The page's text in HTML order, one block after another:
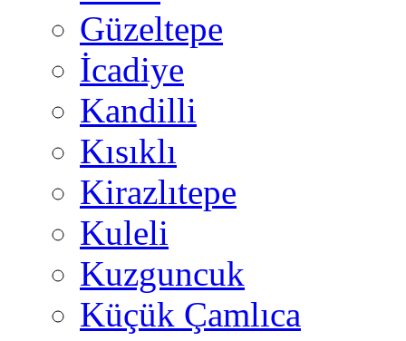
Güzeltepe
İcadiye
Kandilli
Kısıklı
Kirazlıtepe
Kuleli
Kuzguncuk
Küçük Çamlıca